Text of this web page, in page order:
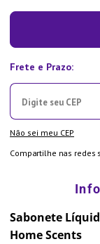
Não sei meu CEP
Compartilhe nas redes
Sabonete
Home Scents